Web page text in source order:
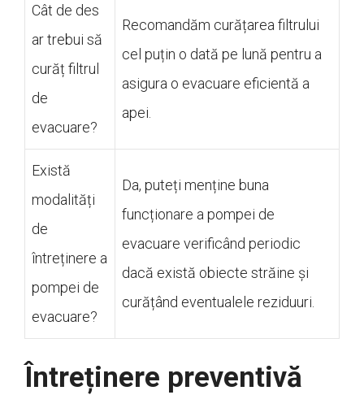
Cât de des
ar trebui să
curăț filtrul
de
evacuare?
Recomandăm curățarea filtrului
cel puțin o dată pe lună pentru a
asigura o evacuare eficientă a
apei.
Există
modalități
de
întreținere a
pompei de
evacuare?
Da, puteți menține buna
funcționare a pompei de
evacuare verificând periodic
dacă există obiecte străine și
curățând eventualele reziduuri.
Întreținere preventivă